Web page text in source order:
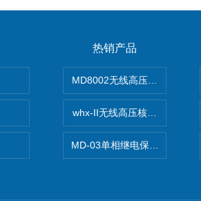
热销产品
MD8002无线高压核相仪
whx-II无线高压核相仪
MD-03单相继电保护测试仪价